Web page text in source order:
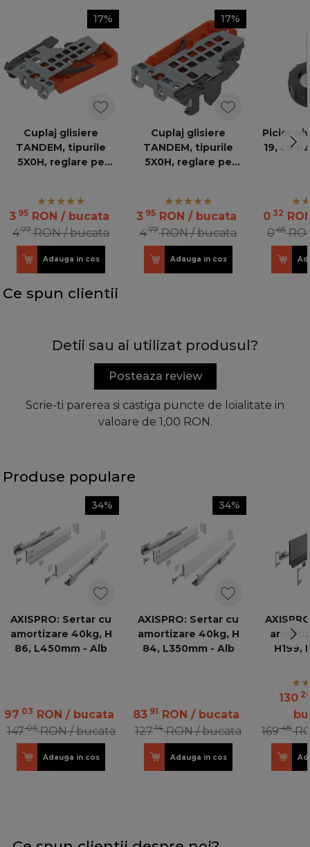
17%
Cuplaj glisiere
TANDEM, tipurile
5X0H, reglare pe
100 OR
3 95 RON / bucata
477 RON / bucata
Adauga in cos
17%
Cuplaj glisiere
TANDEM, tipurile
5X0H, reglare pe
100 OR
3 95 RON / bucata
477 RON / bucata
Adauga in cos
Picior
19, cu
032
065
Ce spun clientii
Detii sau ai utilizat produsul?
Posteaza review
Scrie-ti parerea si castiga puncte de loialitate in
valoare de 1,00 RON.
Produse populare
34%
AXISPRO: Sertar cu
amortizare 40kg, H
86, L450mm - Alb
97 03 RON / bucata
14706 RON / bucata
Adauga in cos
34%
AXISPRO: Sertar cu
amortizare 40kg, H
84, L350mm - Alb
83 91 RON / bucata
12714 RON / bucata
Adauga in cos
H199,
130
16948